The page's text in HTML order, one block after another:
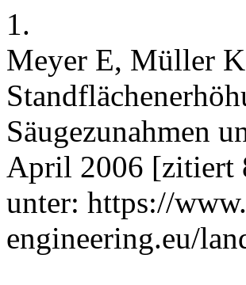
1.
Meyer E, Müller
Säugezunahmen
April 2006 [zitiert
unter: https://
engineering.eu/